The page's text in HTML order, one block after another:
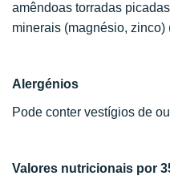
amêndoas torradas
minerais (magnésio,
Alergénios
Pode conter vestígios de
Valores nutricionais por